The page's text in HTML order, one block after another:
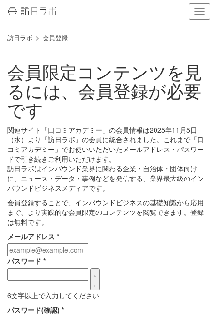
ナ
ビ
の
表
替
え
訪日ラボ 会員登録
会員限定コンテンツを見
るには、会員登録が必要
です
関連サイト「口コミアカデミー」の会員情報は2025年11月5日
（水）より「訪日ラボ」の会員に統合されました。これまで「口
コミアカデミー」でお使いいただいたメールアドレス・パスワー
ドで引き続きご利用いただけます。
訪日ラボはインバウンド業界に関わる企業・自治体・団体向け
に、ニュース・データ・事例などを発信する、業界最大級のイン
バウンドビジネスメディアです。
会員登録することで、インバウンドビジネスの基礎知識から応用
まで、より実践的な会員限定のコンテンツを閲覧できます。登録
は無料です。
メールアドレス *
パスワード *
6文字以上で入力してください
パスワード(確認) *